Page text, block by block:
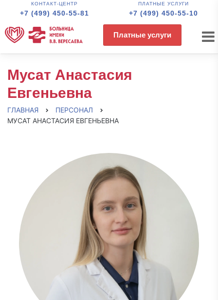
КОНТАКТ-ЦЕНТР
+7 (499) 450-55-81
ПЛАТНЫЕ УСЛУГИ
+7 (499) 450-55-10
Платные услуги
Мусат Анастасия
Евгеньевна
ГЛАВНАЯ
ПЕРСОНАЛ
МУСАТ АНАСТАСИЯ ЕВГЕНЬЕВНА